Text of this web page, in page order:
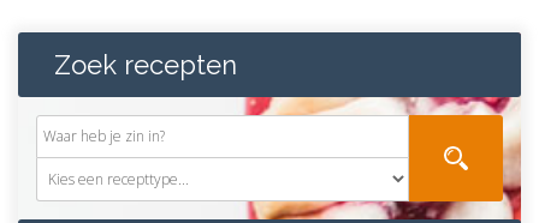
Zoek recepten